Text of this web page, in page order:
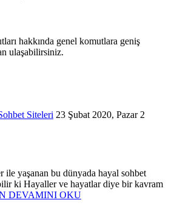
hakkında genel komutlara geniş
ulaşabilirsiniz.
Siteleri 23 Şubat 2020, Pazar 2
ile yaşanan bu dünyada hayal sohbet
ki Hayaller ve hayatlar diye bir kavram
DEVAMINI OKU